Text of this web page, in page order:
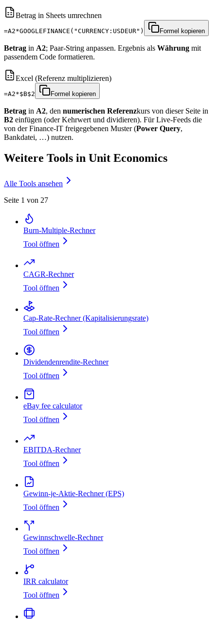
Betrag in Sheets umrechnen
=A2*GOOGLEFINANCE("CURRENCY:USDEUR") Formel kopieren
Betrag in A2; Paar‑String anpassen. Ergebnis als Währung mit
passendem Code formatieren.
Excel (Referenz multiplizieren)
=A2*$B$2 Formel kopieren
Betrag in A2, den numerischen Referenzkurs von dieser Seite in
B2 einfügen (oder Kehrwert und dividieren). Für Live‑Feeds die
von der Finance‑IT freigegebenen Muster (Power Query,
Bankdatei, …) nutzen.
Weitere Tools in Unit Economics
Alle Tools ansehen
Seite 1 von 27
Burn‑Multiple‑Rechner
Tool öffnen
CAGR-Rechner
Tool öffnen
Cap‑Rate‑Rechner (Kapitalisierungsrate)
Tool öffnen
Dividendenrendite‑Rechner
Tool öffnen
eBay fee calculator
Tool öffnen
EBITDA‑Rechner
Tool öffnen
Gewinn-je-Aktie-Rechner (EPS)
Tool öffnen
Gewinnschwelle‑Rechner
Tool öffnen
IRR calculator
Tool öffnen